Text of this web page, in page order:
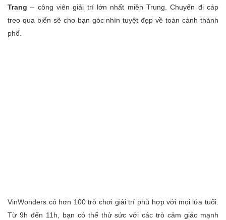
Trang – công viên giải trí lớn nhất miền Trung. Chuyến đi cáp
treo qua biển sẽ cho bạn góc nhìn tuyệt đẹp về toàn cảnh thành
phố.
VinWonders có hơn 100 trò chơi giải trí phù hợp với mọi lứa tuổi.
Từ 9h đến 11h, bạn có thể thử sức với các trò cảm giác mạnh